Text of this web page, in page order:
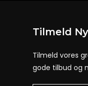
Tilmeld
Tilmeld vores
gode tilbud og